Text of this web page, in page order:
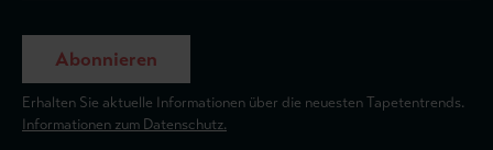
Abonnieren
Erhalten Sie aktuelle Informationen über die neuesten Tapetentrends.
Informationen zum Datenschutz.